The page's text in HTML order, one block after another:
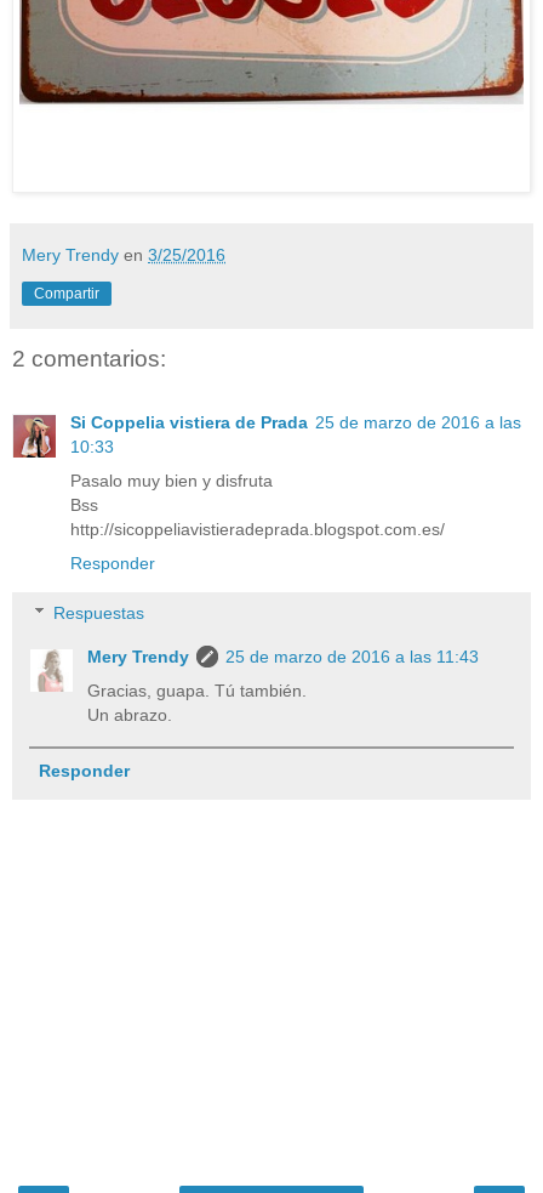
Mery Trendy en 3/25/2016
Compartir
2 comentarios:
Si Coppelia vistiera de Prada 25 de marzo de 2016 a las
10:33
Pasalo muy bien y disfruta
Bss
http://sicoppeliavistieradeprada.blogspot.com.es/
Responder
Respuestas
Mery Trendy
25 de marzo de 2016 a las 11:43
Gracias, guapa. Tú también.
Un abrazo.
Responder